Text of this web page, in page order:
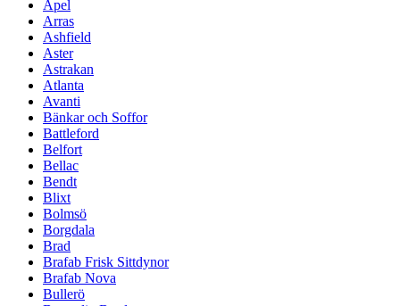
Apel
Arras
Ashfield
Aster
Astrakan
Atlanta
Avanti
Bänkar och Soffor
Battleford
Belfort
Bellac
Bendt
Blixt
Bolmsö
Borgdala
Brad
Brafab Frisk Sittdynor
Brafab Nova
Bullerö